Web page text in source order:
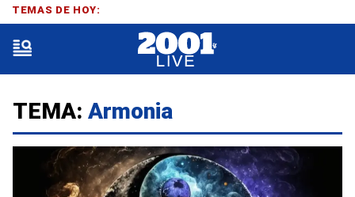
TEMA: Armonia
TEMAS DE HOY: